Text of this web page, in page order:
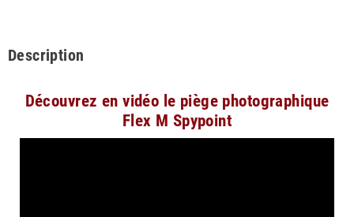
Description
Découvrez en vidéo le piège photographique
Flex M Spypoint